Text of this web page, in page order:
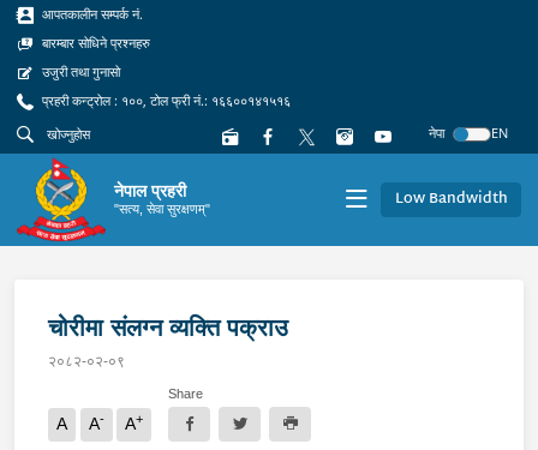
आपतकालीन सम्पर्क नं.
बारम्बार सोधिने प्रश्नहरु
उजुरी तथा गुनासो
प्रहरी कन्ट्रोल : १००, टोल फ्री नं.: १६६००१४१५१६
नेपा
EN
नेपाल प्रहरी
"सत्य, सेवा सुरक्षणम्" Low Bandwidth
चोरीमा संलग्न व्यक्ति पक्राउ
२०८२-०२-०९
A A- A+
Share